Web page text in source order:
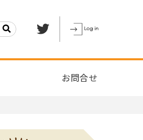
お問合せ